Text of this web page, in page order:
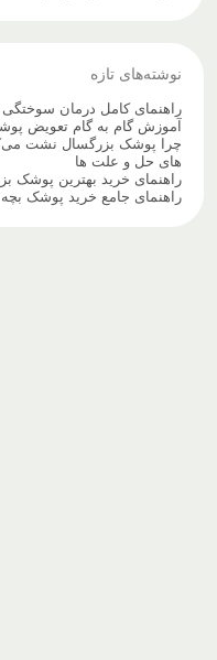
نوشته‌های تازه
راهنمای کامل درمان سوختگی
آموزش گام به گام تعویض
چرا پوشک بزرگسال نشت
های حل و علت ها
راهنمای خرید بهترین پوشک
راهنمای جامع خرید پوشک بچه